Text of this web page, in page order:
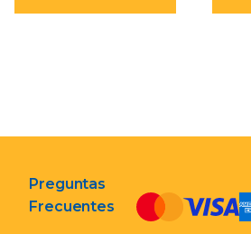
Preguntas
Frecuentes